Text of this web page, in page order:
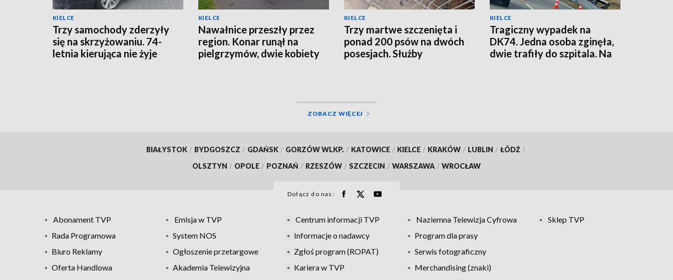
KIELCE
Trzy samochody zderzyły
się na skrzyżowaniu. 74-
letnia kierująca nie żyje
KIELCE
Nawałnice przeszły przez
region. Konar runął na
pielgrzymów, dwie kobiety
KIELCE
Trzy martwe szczenięta i
ponad 200 psów na dwóch
posesjach. Służby
KIELCE
Tragiczny wypadek na
DK74. Jedna osoba zginęła,
dwie trafiły do szpitala. Na
ZOBACZ WIĘCEJ
BIAŁYSTOK / BYDGOSZCZ / GDAŃSK / GORZÓW WLKP. / KATOWICE / KIELCE / KRAKÓW / LUBLIN / ŁÓDŹ /
OLSZTYN / OPOLE / POZNAŃ / RZESZÓW / SZCZECIN / WARSZAWA / WROCŁAW
Dołącz do nas:
Abonament TVP Emisja w TVP Centrum informacji TVP Naziemna Telewizja Cyfrowa
Sklep TVP
Rada Programowa
System NOS Informacje o nadawcy
Program dla prasy
Biuro Reklamy
Ogłoszenie przetargowe Zgłoś program (ROPAT)
Serwis fotograficzny
Oferta Handlowa
Akademia Telewizyjna Kariera w TVP
Merchandising (znaki)